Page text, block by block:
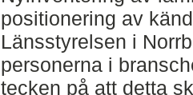
positionering av
Länsstyrelsen i
personerna i
tecken på att detta